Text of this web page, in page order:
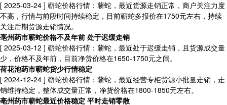
[ 2025-03-24 ] 蕲蛇价格行情：蕲蛇，最近货源走销正常，商户关注力度
不高，行情与前段时间持续稳定，目前蕲蛇多报价在1750元左右，持续
关注后期货源走销情况。
亳州药市蕲蛇价格不及年前 处于迟缓走销
[ 2025-03-12 ] 蕲蛇价格行情：蕲蛇，最近处于迟缓走销，且货源成交量
少，价格不及年前，目前净货价格在1650-1750元之间。
荷花池药市蕲蛇货少行情稳定
[ 2024-12-24 ] 蕲蛇价格行情：蕲蛇，最近经营专柜货源小批量走销，走
销维持稳定，整体成交量正常，净货价格在1800-1850元左右。
亳州药市蕲蛇最近价格稳定 平时走销零散